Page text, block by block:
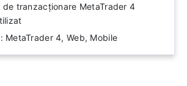
de tranzacționare MetaTrader 4
MetaTrader 4, Web, Mobile